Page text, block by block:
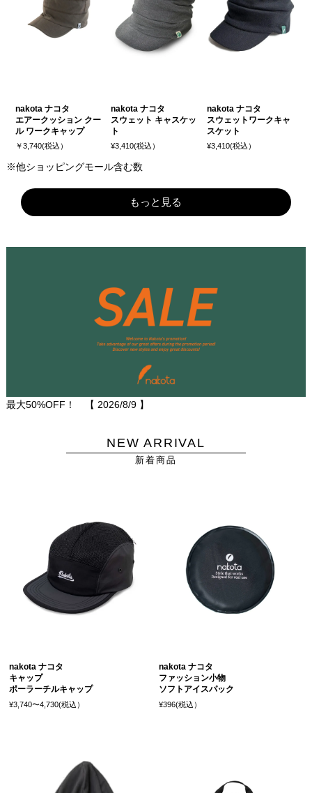
nakota ナコタ
エアークッション クー
ル ワークキャップ
￥3,740(税込）
nakota ナコタ
スウェット キャスケッ
ト
¥3,410(税込）
nakota ナコタ
スウェットワークキャ
スケット
¥3,410(税込）
※他ショッピングモール含む数
もっと見る
最大50%OFF！ 【 2026/8/9】
NEW ARRIVAL
新着商品
nakota ナコタ
キャップ
ポーラーチルキャップ
¥3,740〜4,730(税込）
nakota ナコタ
ファッション小物
ソフトアイスパック
¥396(税込）